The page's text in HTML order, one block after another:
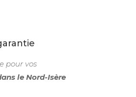
pour vos
le Nord-Isère